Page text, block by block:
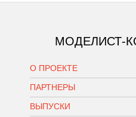
МОДЕЛИСТ-
О ПРОЕКТЕ
ПАРТНЕРЫ
ВЫПУСКИ